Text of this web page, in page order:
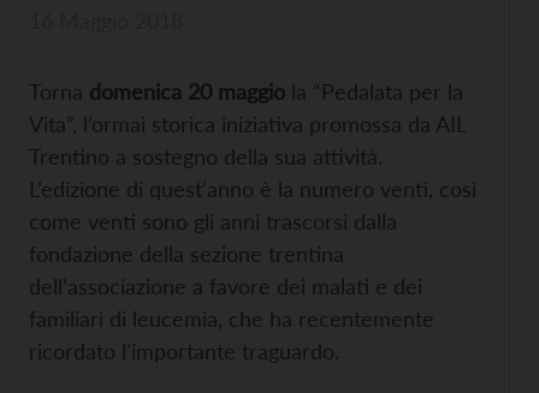
Torna domenica 20 maggio la “Pedalata per la
Vita”, l’ormai storica iniziativa promossa da AIL
Trentino a sostegno della sua attività.
L’edizione di quest’anno è la numero venti, così
come venti sono gli anni trascorsi dalla
fondazione della sezione trentina
dell’associazione a favore dei malati e dei
familiari di leucemia, che ha recentemente
ricordato l'importante traguardo.